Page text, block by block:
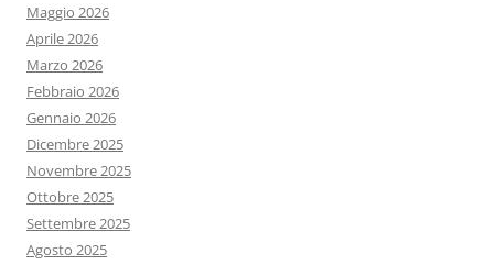
Maggio 2026
Aprile 2026
Marzo 2026
Febbraio 2026
Gennaio 2026
Dicembre 2025
Novembre 2025
Ottobre 2025
Settembre 2025
Agosto 2025